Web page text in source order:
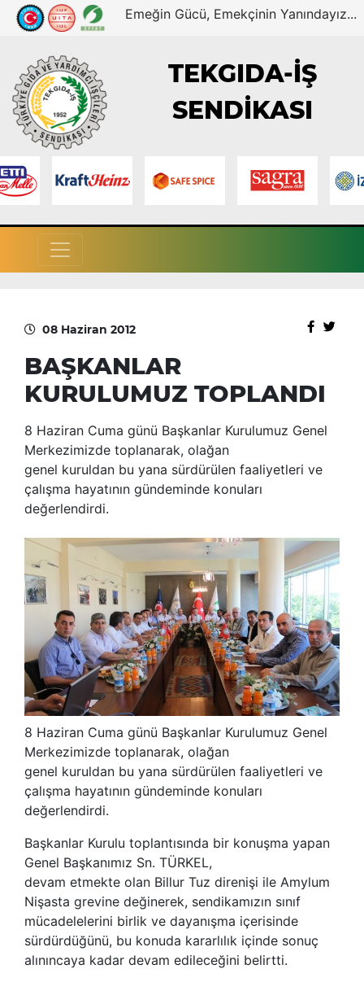
Emeğin Gücü, Emekçinin Yanındayız...
TEKGIDA-İŞ
SENDİKASI
08 Haziran 2012
BAŞKANLAR
KURULUMUZ TOPLANDI
8 Haziran Cuma günü Başkanlar Kurulumuz Genel
Merkezimizde toplanarak, olağan
genel kuruldan bu yana sürdürülen faaliyetleri ve
çalışma hayatının gündeminde konuları
değerlendirdi.
8 Haziran Cuma günü Başkanlar Kurulumuz Genel
Merkezimizde toplanarak, olağan
genel kuruldan bu yana sürdürülen faaliyetleri ve
çalışma hayatının gündeminde konuları
değerlendirdi.
Başkanlar Kurulu toplantısında bir konuşma yapan
Genel Başkanımız Sn. TÜRKEL,
devam etmekte olan Billur Tuz direnişi ile Amylum
Nişasta grevine değinerek, sendikamızın sınıf
mücadelelerini birlik ve dayanışma içerisinde
sürdürdüğünü, bu konuda kararlılık içinde sonuç
alınıncaya kadar devam edileceğini belirtti.